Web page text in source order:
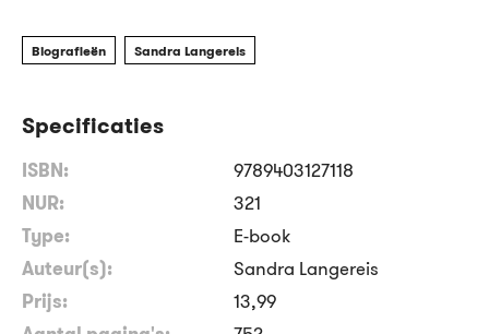
Biografieën Sandra Langereis
Specificaties
ISBN:
9789403127118
NUR:
321
Type:
E-book
Auteur(s):
Sandra Langereis
Prijs:
13,99